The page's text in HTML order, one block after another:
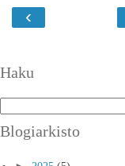
‹
Haku
Blogiarkisto